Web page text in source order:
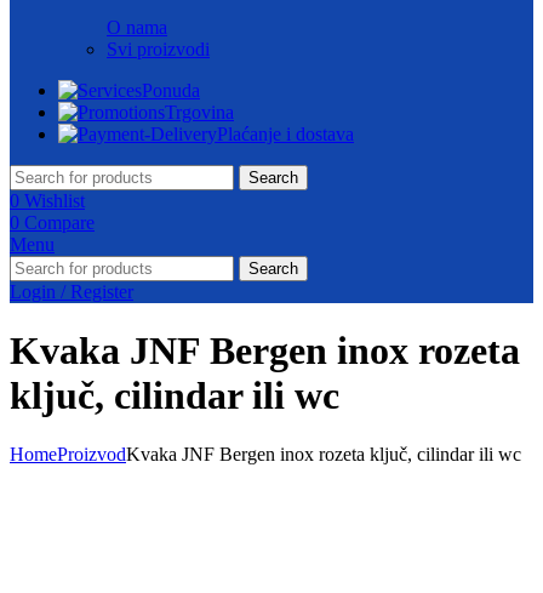
O nama
Svi proizvodi
Ponuda
Trgovina
Plaćanje i dostava
Search
0 Wishlist
0 Compare
Menu
Search
Login / Register
Kvaka JNF Bergen inox rozeta
ključ, cilindar ili wc
HomeProizvodKvaka JNF Bergen inox rozeta ključ, cilindar ili wc